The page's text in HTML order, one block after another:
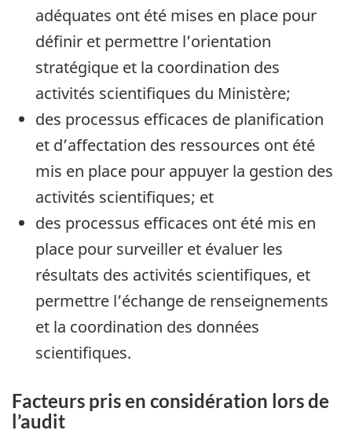
adéquates ont été mises en place pour
définir et permettre l’orientation
stratégique et la coordination des
activités scientifiques du Ministère;
des processus efficaces de planification
et d’affectation des ressources ont été
mis en place pour appuyer la gestion des
activités scientifiques; et
des processus efficaces ont été mis en
place pour surveiller et évaluer les
résultats des activités scientifiques, et
permettre l’échange de renseignements
et la coordination des données
scientifiques.
Facteurs pris en considération lors de
l’audit